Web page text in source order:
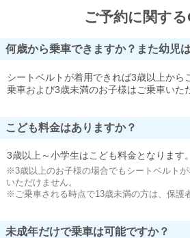
ご予約に関す
何歳から乗車できますか？また幼児
シートベルトが着用できれば3歳以上から
乗車および3歳未満のお子様はご乗車いた
こども料金はありますか？
3歳以上～小学生はこども料金となります。
※3歳以上のお子様の場合でもシートベルト
いただけません。
※ご乗車される時点で13歳未満の方は、保護
未成年だけで乗車は可能ですか？